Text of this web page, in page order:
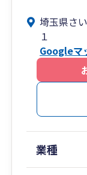
埼玉県さ
１
Googleマ
業種